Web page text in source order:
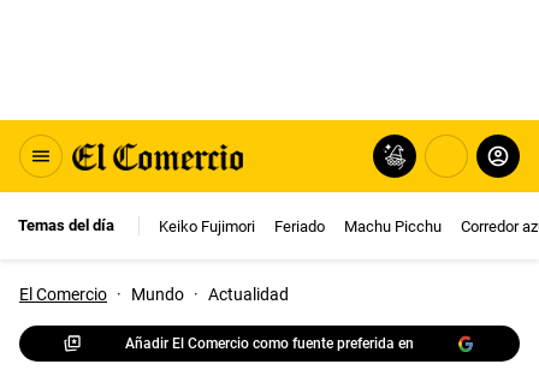
Temas del día Keiko Fujimori Feriado Machu Picchu Corredor
El Comercio · Mundo · Actualidad
Añadir El Comercio como fuente preferida en